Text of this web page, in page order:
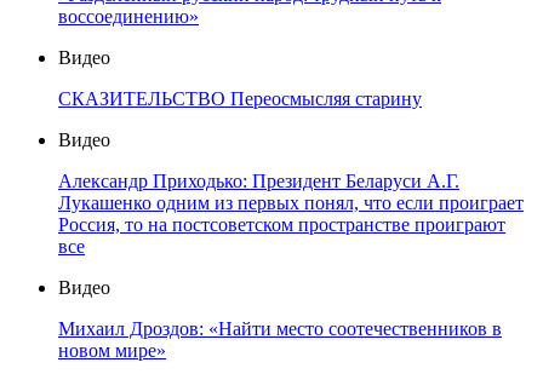
воссоединению»
Видео
СКАЗИТЕЛЬСТВО Переосмысляя старину
Видео
Александр Приходько: Президент Беларуси А.Г.
Лукашенко одним из первых понял, что если проиграет
Россия, то на постсоветском пространстве проиграют
все
Видео
Михаил Дроздов: «Найти место соотечественников в
новом мире»